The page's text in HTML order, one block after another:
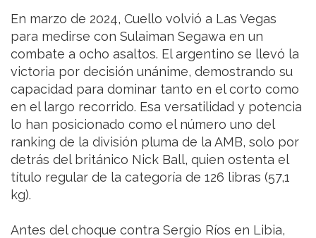
En marzo de 2024, Cuello volvió a Las Vegas
para medirse con Sulaiman Segawa en un
combate a ocho asaltos. El argentino se llevó la
victoria por decisión unánime, demostrando su
capacidad para dominar tanto en el corto como
en el largo recorrido. Esa versatilidad y potencia
lo han posicionado como el número uno del
ranking de la división pluma de la AMB, solo por
detrás del británico Nick Ball, quien ostenta el
título regular de la categoría de 126 libras (57,1
kg).
Antes del choque contra Sergio Ríos en Libia,